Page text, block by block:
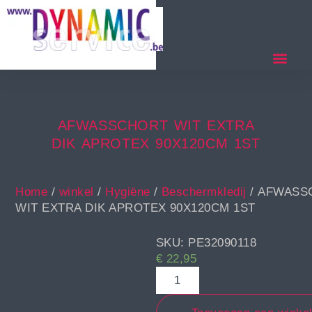
AFWASSCHORT WIT EXTRA
DIK APROTEX 90X120CM 1ST
Home / winkel / Hygiëne / Beschermkledij /
WIT EXTRA DIK APROTEX 90X120CM 1ST
SKU: PE32090118
€ 22,95